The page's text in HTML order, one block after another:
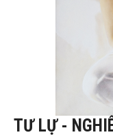
TƯ LỰ -